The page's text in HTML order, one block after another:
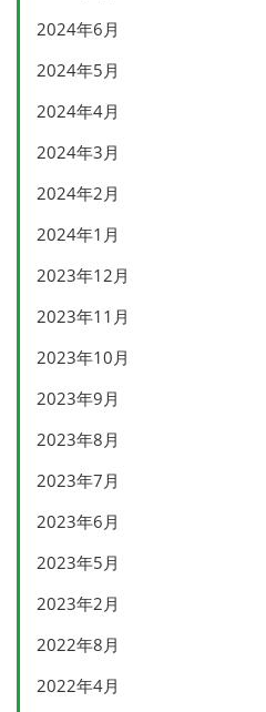
2024年6月
2024年5月
2024年4月
2024年3月
2024年2月
2024年1月
2023年12月
2023年11月
2023年10月
2023年9月
2023年8月
2023年7月
2023年6月
2023年5月
2023年2月
2022年8月
2022年4月